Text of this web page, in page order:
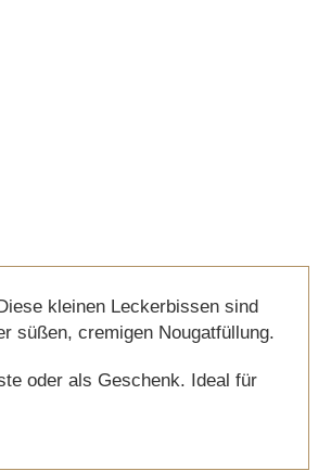
kleinen Leckerbissen sind
süßen, cremigen Nougatfüllung.
oder als Geschenk. Ideal für